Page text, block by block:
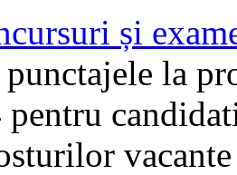
și
la
pentru